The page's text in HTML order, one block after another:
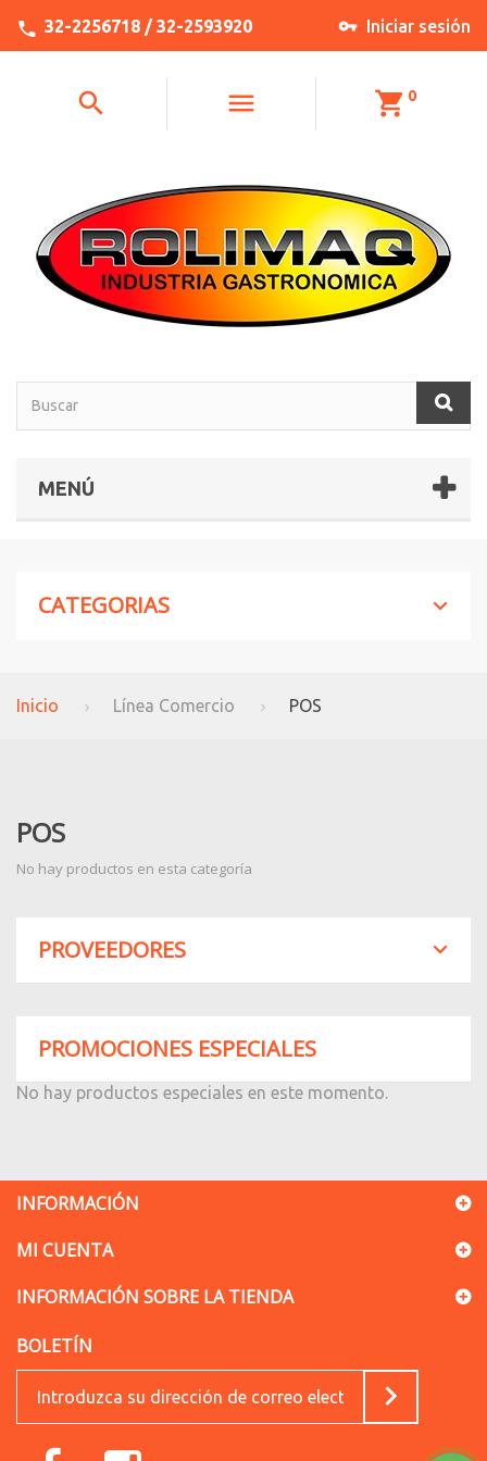
Iniciar sesión
32-2256718 / 32-2593920
0
MENÚ
CATEGORIAS
Inicio Línea Comercio POS
POS
No hay productos en esta categoría
PROVEEDORES
PROMOCIONES ESPECIALES
No hay productos especiales en este momento.
INFORMACIÓN
MI CUENTA
INFORMACIÓN SOBRE LA TIENDA
BOLETÍN